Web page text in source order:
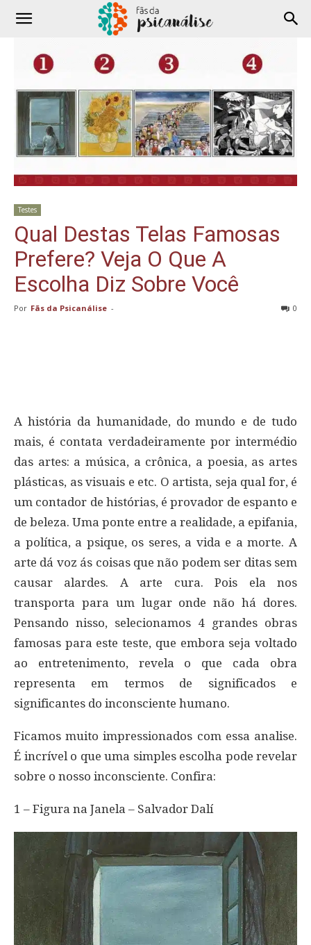
Testes
Qual Destas Telas Famosas
Prefere? Veja O Que A
Escolha Diz Sobre Você
Por Fãs da Psicanálise - 0
A história da humanidade, do mundo e de tudo
mais, é contata verdadeiramente por intermédio
das artes: a música, a crônica, a poesia, as artes
plásticas, as visuais e etc. O artista, seja qual for, é
um contador de histórias, é provador de espanto e
de beleza. Uma ponte entre a realidade, a epifania,
a política, a psique, os seres, a vida e a morte. A
arte dá voz ás coisas que não podem ser ditas sem
causar alardes. A arte cura. Pois ela nos
transporta para um lugar onde não há dores.
Pensando nisso, selecionamos 4 grandes obras
famosas para este teste, que embora seja voltado
ao entretenimento, revela o que cada obra
representa em termos de significados e
significantes do inconsciente humano.
Ficamos muito impressionados com essa analise.
É incrível o que uma simples escolha pode revelar
sobre o nosso inconsciente. Confira:
1 – Figura na Janela – Salvador Dalí